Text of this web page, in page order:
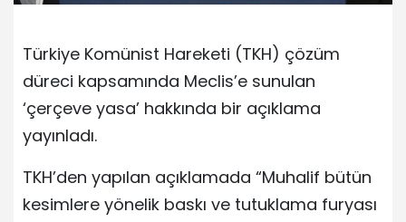
Türkiye Komünist Hareketi (TKH) çözüm
düreci kapsamında Meclis’e sunulan
‘çerçeve yasa’ hakkında bir açıklama
yayınladı.
TKH’den yapılan açıklamada “Muhalif bütün
kesimlere yönelik baskı ve tutuklama furyası